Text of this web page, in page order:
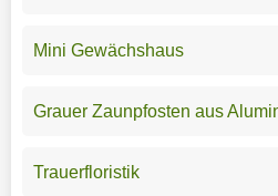
Mini Gewächshaus
Grauer Zaunpfosten aus
Trauerfloristik